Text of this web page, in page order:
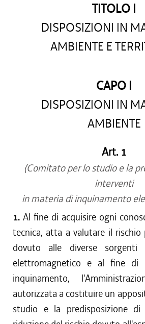
TITOLO I
DISPOSIZIONI IN
AMBIENTE E
CAPO I
DISPOSIZIONI IN
AMBIENTE
Art. 1
(Comitato per lo studio e la
interventi
in materia di inquinamento
1. Al fine di acquisire ogni
tecnica, atta a valutare il rischio
dovuto alle diverse sorgenti
elettromagnetico e al fine di
inquinamento,
autorizzata a costituire un
studio e la predisposizione